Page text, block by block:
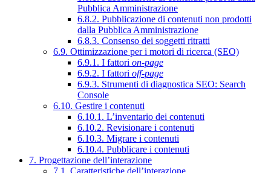
Pubblica Amministrazione
6.8.2. Pubblicazione di contenuti non prodotti
dalla Pubblica Amministrazione
6.8.3. Consenso dei soggetti ritratti
6.9. Ottimizzazione per i motori di ricerca (SEO)
6.9.1. I fattori on-page
6.9.2. I fattori off-page
6.9.3. Strumenti di diagnostica SEO: Search
Console
6.10. Gestire i contenuti
6.10.1. L’inventario dei contenuti
6.10.2. Revisionare i contenuti
6.10.3. Migrare i contenuti
6.10.4. Pubblicare i contenuti
7. Progettazione dell’interazione
7.1. Caratteristiche dell’interazione